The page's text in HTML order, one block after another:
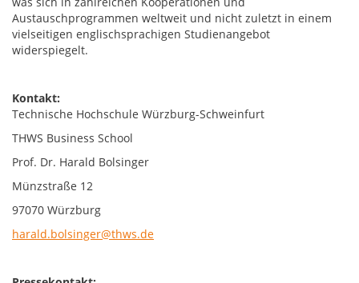
Austauschprogrammen weltweit und nicht zuletzt in einem
vielseitigen englischsprachigen Studienangebot
widerspiegelt.
Kontakt:
Technische Hochschule Würzburg-Schweinfurt
THWS Business School
Prof. Dr. Harald Bolsinger
Münzstraße 12
97070 Würzburg
harald.bolsinger@thws.de